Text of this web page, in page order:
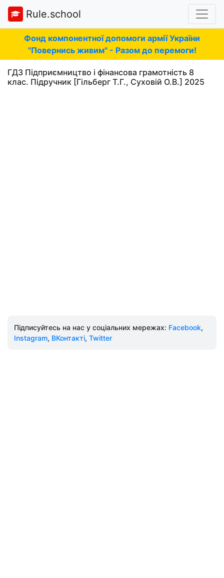
Rule.school
Фонд компонентної допомоги армії України
"Повернись живим" - Разом до перемоги!
ГДЗ Підприємництво і фінансова грамотність 8
клас. Підручник [Гільберг Т.Г., Суховій О.В.] 2025
Підписуйтесь на нас у соціальних мережах: Facebook,
Instagram, ВКонтакті, Twitter